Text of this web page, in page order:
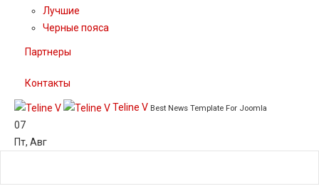
Лучшие
Черные пояса
Партнеры
Контакты
Teline V Best News Template For Joomla
07
Пт, Авг